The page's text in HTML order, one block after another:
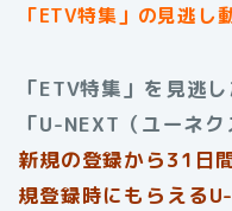
「ETV特集」 の見逃し
「ETV特集」を見逃
「U-NEXT（ユーネ
新規の登録から31日
規登録時にもらえる